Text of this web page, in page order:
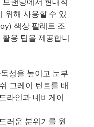
위해 사용할 수 있
색상 팔레트 조
용 팁을 제공합니
성을 높이고 눈부
그레이 틴트를 배
라인과 네비게이
러운 분위기를 원